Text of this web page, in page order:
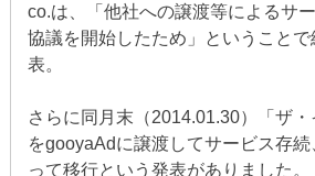
co.は、「他社への譲渡等によるサ
協議を開始したため」ということ
表。
さらに同月末（2014.01.30）「ザ・
をgooyaAdに譲渡してサービス存
って移行という発表がありました。